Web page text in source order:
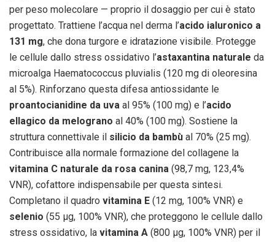
per peso molecolare — proprio il dosaggio per cui è stato
progettato. Trattiene l’acqua nel derma l’acido ialuronico a
131 mg, che dona turgore e idratazione visibile. Protegge
le cellule dallo stress ossidativo l’astaxantina naturale da
microalga Haematococcus pluvialis (120 mg di oleoresina
al 5%). Rinforzano questa difesa antiossidante le
proantocianidine da uva al 95% (100 mg) e l’acido
ellagico da melograno al 40% (100 mg). Sostiene la
struttura connettivale il silicio da bambù al 70% (25 mg).
Contribuisce alla normale formazione del collagene la
vitamina C naturale da rosa canina (98,7 mg, 123,4%
VNR), cofattore indispensabile per questa sintesi.
Completano il quadro vitamina E (12 mg, 100% VNR) e
selenio (55 µg, 100% VNR), che proteggono le cellule dallo
stress ossidativo, la vitamina A (800 µg, 100% VNR) per il